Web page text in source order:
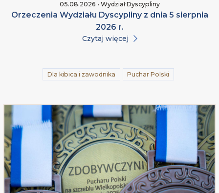
05.08.2026 • Wydział Dyscypliny
Orzeczenia Wydziału Dyscypliny z dnia 5 sierpnia
2026 r.
Czytaj więcej
Dla kibica i zawodnika Puchar Polski